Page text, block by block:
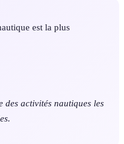
est la plus
des activités nautiques les